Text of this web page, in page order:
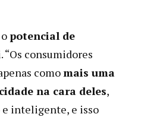
potencial de
“Os consumidores
comomais uma
na cara deles,
e inteligente, e isso